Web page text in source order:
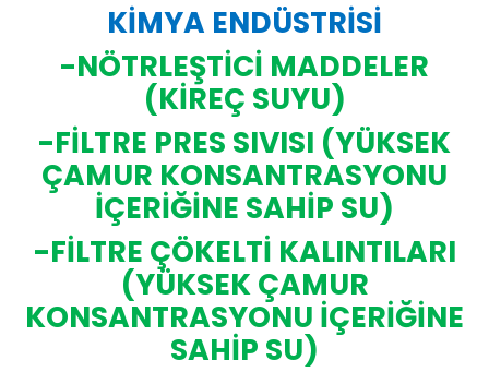
KİMYA ENDÜSTRİSİ
-NÖTRLEŞTİCİ MADDELER
(KİREÇ SUYU)
-FİLTRE PRES SIVISI (YÜKSEK
ÇAMUR KONSANTRASYONU
İÇERİĞİNE SAHİP SU)
-FİLTRE ÇÖKELTİ KALINTILARI
(YÜKSEK ÇAMUR
KONSANTRASYONU İÇERİĞİNE
SAHİP SU)